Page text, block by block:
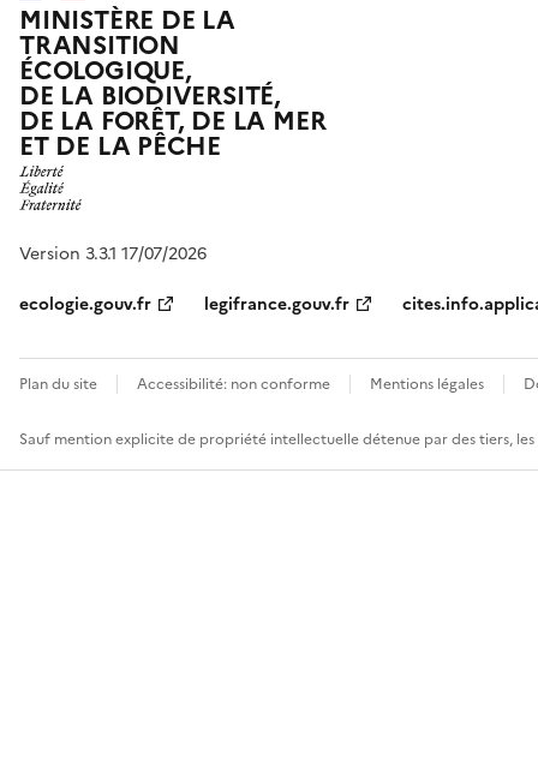
MINISTÈRE DE LA
TRANSITION
ÉCOLOGIQUE,
DE LA BIODIVERSITÉ,
DE LA FORÊT, DE LA MER
ET DE LA PÊCHE
Version 3.3.1 17/07/2026
ecologie.gouv.fr
legifrance.gouv.fr
Plan du site Accessibilité: non conforme Mentions légales
Sauf mention explicite de propriété intellectuelle détenue par des tiers,